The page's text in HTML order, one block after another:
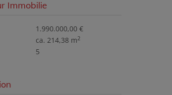
Immobilie
1.990.000,00 €
ca. 214,38 m2
5